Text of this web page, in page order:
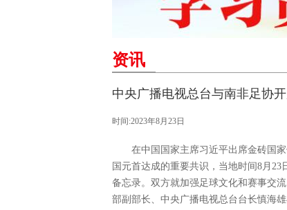
资讯
中央广播电视总台与南非足协
时间:2023年8月23日
在中国国家主席习近平出席金砖国家
国元首达成的重要共识，当地时间8月
备忘录。双方就加强足球文化和赛事交
部副部长、中央广播电视总台台长慎